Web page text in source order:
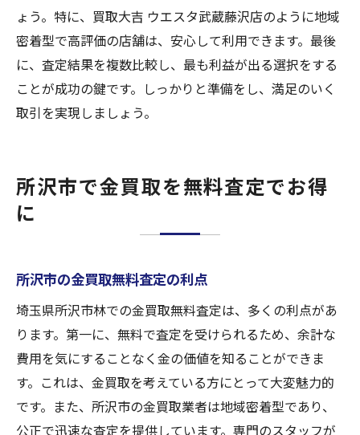
ょう。特に、買取大吉 ウエスタ武蔵藤沢店のように地域
密着型で高評価の店舗は、安心して利用できます。最後
に、査定結果を複数比較し、最も利益が出る選択をする
ことが成功の鍵です。しっかりと準備をし、満足のいく
取引を実現しましょう。
所沢市で金買取を無料査定でお得
に
所沢市の金買取無料査定の利点
埼玉県所沢市林での金買取無料査定は、多くの利点があ
ります。第一に、無料で査定を受けられるため、余計な
費用を気にすることなく金の価値を知ることができま
す。これは、金買取を考えている方にとって大変魅力的
です。また、所沢市の金買取業者は地域密着型であり、
公正で迅速な査定を提供しています。専門のスタッフが